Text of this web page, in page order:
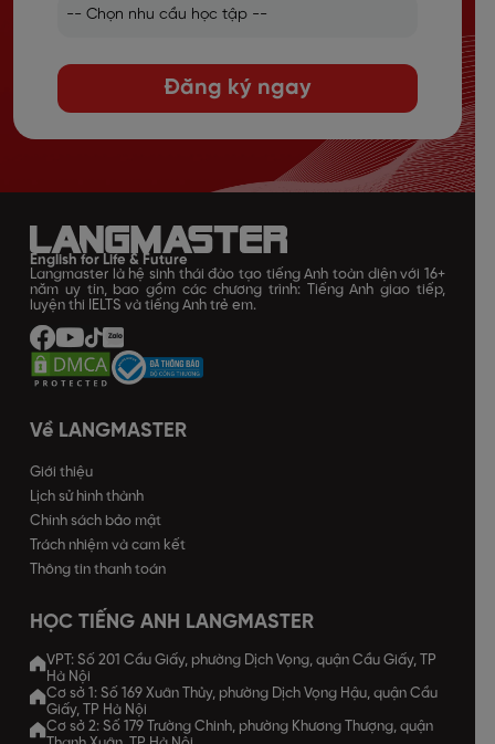
Đăng ký ngay
English for Life & Future
Langmaster là hệ sinh thái đào tạo tiếng Anh toàn diện với 16+
năm uy tín, bao gồm các chương trình: Tiếng Anh giao tiếp,
luyện thi IELTS và tiếng Anh trẻ em.
Về LANGMASTER
Giới thiệu
Lịch sử hình thành
Chính sách bảo mật
Trách nhiệm và cam kết
Thông tin thanh toán
HỌC TIẾNG ANH LANGMASTER
VPT: Số 201 Cầu Giấy, phường Dịch Vọng, quận Cầu Giấy, TP
Hà Nội
Cơ sở 1: Số 169 Xuân Thủy, phường Dịch Vọng Hậu, quận Cầu
Giấy, TP Hà Nội
Cơ sở 2: Số 179 Trường Chinh, phường Khương Thượng, quận